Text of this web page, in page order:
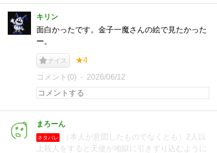
キリン
面白かったです。金子一魔さんの絵で見たかった
ー。
ナイス ★4
コメント(0) 2026/06/12
まろーん
ネタバレ
（本人が意図したものでなくとも）2人以
上殺人をすると天使が地獄に引きずり込むように